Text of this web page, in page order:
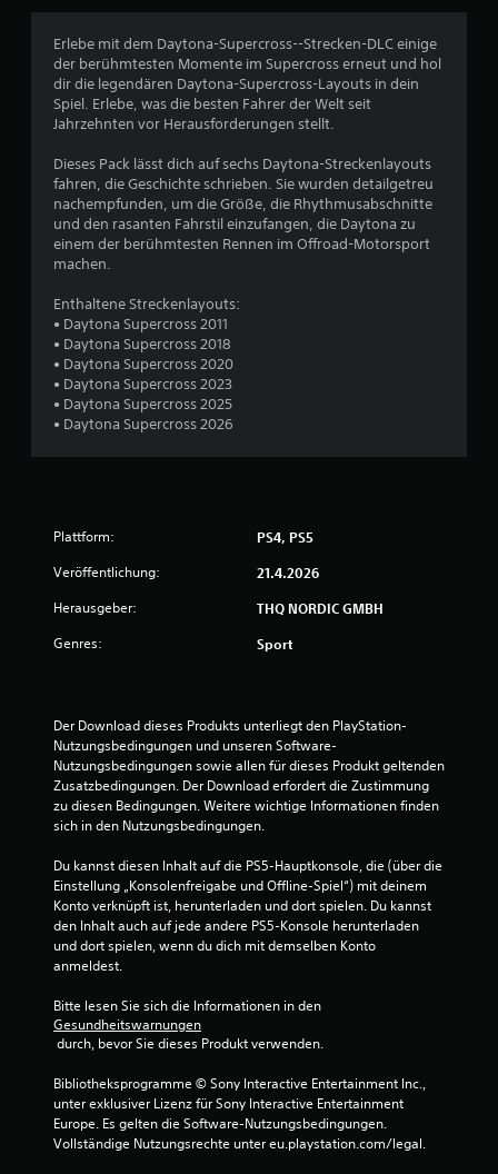
c
h
B
e
w
n
t
e
u
Erlebe mit dem Daytona-Supercross--Strecken-DLC einige
der berühmtesten Momente im Supercross erneut und hol
dir die legendären Daytona-Supercross-Layouts in dein
Spiel. Erlebe, was die besten Fahrer der Welt seit
Jahrzehnten vor Herausforderungen stellt.
Dieses Pack lässt dich auf sechs Daytona-Streckenlayouts
fahren, die Geschichte schrieben. Sie wurden detailgetreu
nachempfunden, um die Größe, die Rhythmusabschnitte
und den rasanten Fahrstil einzufangen, die Daytona zu
einem der berühmtesten Rennen im Offroad-Motorsport
machen.
Enthaltene Streckenlayouts:
• Daytona Supercross 2011
• Daytona Supercross 2018
• Daytona Supercross 2020
• Daytona Supercross 2023
• Daytona Supercross 2025
• Daytona Supercross 2026
Plattform: PS4, PS5
Veröffentlichung: 21.4.2026
Herausgeber: THQ NORDIC GMBH
Genres: Sport
Der Download dieses Produkts unterliegt den PlayStation-
Nutzungsbedingungen und unseren Software-
Nutzungsbedingungen sowie allen für dieses Produkt geltenden
Zusatzbedingungen. Der Download erfordert die Zustimmung
zu diesen Bedingungen. Weitere wichtige Informationen finden
sich in den Nutzungsbedingungen.
Du kannst diesen Inhalt auf die PS5-Hauptkonsole, die (über die
Einstellung „Konsolenfreigabe und Offline-Spiel“) mit deinem
Konto verknüpft ist, herunterladen und dort spielen. Du kannst
den Inhalt auch auf jede andere PS5-Konsole herunterladen
und dort spielen, wenn du dich mit demselben Konto
anmeldest.
Bitte lesen Sie sich die Informationen in den
Gesundheitswarnungen
durch, bevor Sie dieses Produkt verwenden.
Bibliotheksprogramme © Sony Interactive Entertainment Inc.,
unter exklusiver Lizenz für Sony Interactive Entertainment
Europe. Es gelten die Software-Nutzungsbedingungen.
Vollständige Nutzungsrechte unter eu.playstation.com/legal.